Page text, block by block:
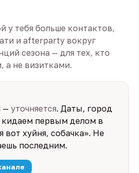
у тебя больше контактов,
и afterparty вокруг
сезона — для тех, кто
а не визитками.
— уточняется. Даты, город
кидаем первым делом в
вот хуйня, собачка». Не
последним.